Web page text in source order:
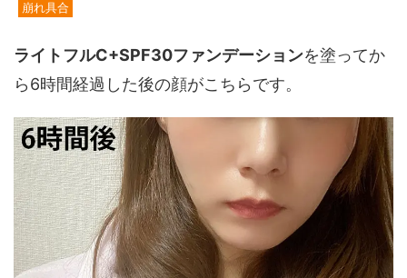
崩れ具合
ライトフルC+SPF30ファンデーションを塗ってか
ら6時間経過した後の顔がこちらです。